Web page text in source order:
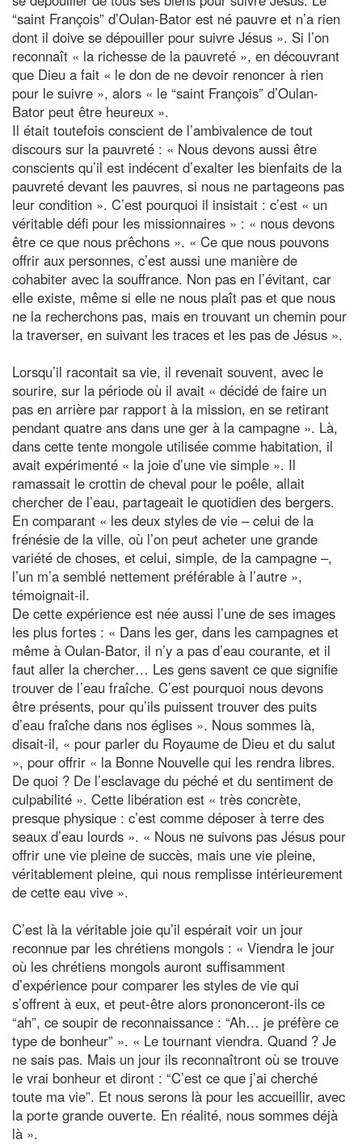
“saint François” d’Oulan-Bator est né pauvre et n’a rien
dont il doive se dépouiller pour suivre Jésus ». Si l’on
reconnaît « la richesse de la pauvreté », en découvrant
que Dieu a fait « le don de ne devoir renoncer à rien
pour le suivre », alors « le “saint François” d’Oulan-
Bator peut être heureux ».
Il était toutefois conscient de l’ambivalence de tout
discours sur la pauvreté : « Nous devons aussi être
conscients qu’il est indécent d’exalter les bienfaits de la
pauvreté devant les pauvres, si nous ne partageons pas
leur condition ». C’est pourquoi il insistait : c’est « un
véritable défi pour les missionnaires » : « nous devons
être ce que nous prêchons ». « Ce que nous pouvons
offrir aux personnes, c’est aussi une manière de
cohabiter avec la souffrance. Non pas en l’évitant, car
elle existe, même si elle ne nous plaît pas et que nous
ne la recherchons pas, mais en trouvant un chemin pour
la traverser, en suivant les traces et les pas de Jésus ».
Lorsqu’il racontait sa vie, il revenait souvent, avec le
sourire, sur la période où il avait « décidé de faire un
pas en arrière par rapport à la mission, en se retirant
pendant quatre ans dans une ger à la campagne ». Là,
dans cette tente mongole utilisée comme habitation, il
avait expérimenté « la joie d’une vie simple ». Il
ramassait le crottin de cheval pour le poêle, allait
chercher de l’eau, partageait le quotidien des bergers.
En comparant « les deux styles de vie – celui de la
frénésie de la ville, où l’on peut acheter une grande
variété de choses, et celui, simple, de la campagne –,
l’un m’a semblé nettement préférable à l’autre »,
témoignait-il.
De cette expérience est née aussi l’une de ses images
les plus fortes : « Dans les ger, dans les campagnes et
même à Oulan-Bator, il n’y a pas d’eau courante, et il
faut aller la chercher… Les gens savent ce que signifie
trouver de l’eau fraîche. C’est pourquoi nous devons
être présents, pour qu’ils puissent trouver des puits
d’eau fraîche dans nos églises ». Nous sommes là,
disait-il, « pour parler du Royaume de Dieu et du salut
», pour offrir « la Bonne Nouvelle qui les rendra libres.
De quoi ? De l’esclavage du péché et du sentiment de
culpabilité ». Cette libération est « très concrète,
presque physique : c’est comme déposer à terre des
seaux d’eau lourds ». « Nous ne suivons pas Jésus pour
offrir une vie pleine de succès, mais une vie pleine,
véritablement pleine, qui nous remplisse intérieurement
de cette eau vive ».
C’est là la véritable joie qu’il espérait voir un jour
reconnue par les chrétiens mongols : « Viendra le jour
où les chrétiens mongols auront suffisamment
d’expérience pour comparer les styles de vie qui
s’offrent à eux, et peut-être alors prononceront-ils ce
“ah”, ce soupir de reconnaissance : “Ah… je préfère ce
type de bonheur” ». « Le tournant viendra. Quand ? Je
ne sais pas. Mais un jour ils reconnaîtront où se trouve
le vrai bonheur et diront : “C’est ce que j’ai cherché
toute ma vie”. Et nous serons là pour les accueillir, avec
la porte grande ouverte. En réalité, nous sommes déjà
là ».